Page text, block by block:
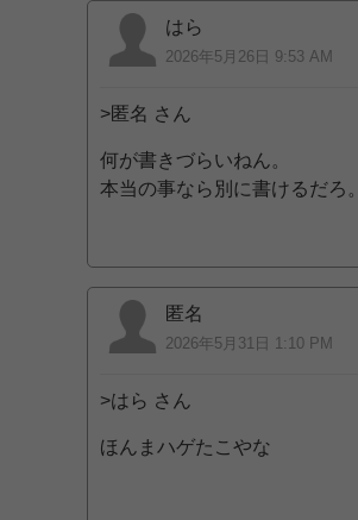
はら
2026年5月26日 9:53 AM
>匿名 さん
何が書きづらいねん。
本当の事なら別に書けるだろ。
匿名
2026年5月31日 1:10 PM
>はら さん
ほんまハゲたこやな